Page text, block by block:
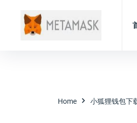
Home 小狐狸钱包下